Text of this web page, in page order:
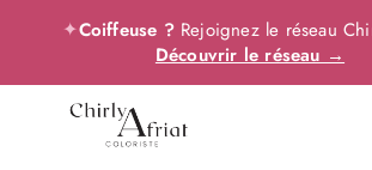
✦Coiffeuse ?Rejoignez le réseau
Découvrir le réseau →